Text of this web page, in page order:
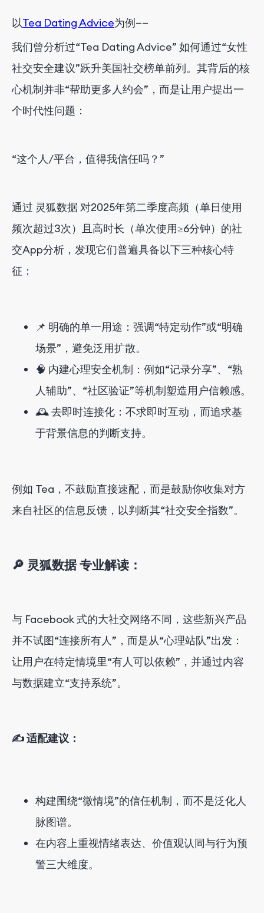
以Tea Dating Advice为例——
我们曾分析过“Tea Dating Advice” 如何通过“女性
社交安全建议”跃升美国社交榜单前列。其背后的核
心机制并非“帮助更多人约会”，而是让用户提出一
个时代性问题：
“这个人/平台，值得我信任吗？”
通过 灵狐数据 对2025年第二季度高频（单日使用
频次超过3次）且高时长（单次使用≥6分钟）的社
交App分析，发现它们普遍具备以下三种核心特
征：
📌 明确的单一用途：强调“特定动作”或“明确
场景”，避免泛用扩散。
🧠 内建心理安全机制：例如“记录分享”、“熟
人辅助”、“社区验证”等机制塑造用户信赖感。
🕰️ 去即时连接化：不求即时互动，而追求基
于背景信息的判断支持。
例如 Tea，不鼓励直接速配，而是鼓励你收集对方
来自社区的信息反馈，以判断其“社交安全指数”。
🔎 灵狐数据 专业解读：
与 Facebook 式的大社交网络不同，这些新兴产品
并不试图“连接所有人”，而是从“心理站队”出发：
让用户在特定情境里“有人可以依赖”，并通过内容
与数据建立“支持系统”。
✍️ 适配建议：
构建围绕“微情境”的信任机制，而不是泛化人
脉图谱。
在内容上重视情绪表达、价值观认同与行为预
警三大维度。